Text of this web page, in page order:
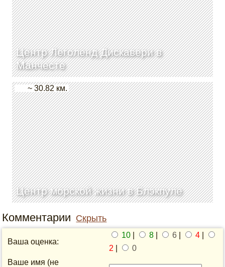
Центр Леголенд Дискавери в
Манчесте
Центр морской жизни в Блэкпуле
~ 30.82 км.
Комментарии Скрыть
Ваша оценка:
10 8 6 4
2
0
Ваше имя (не